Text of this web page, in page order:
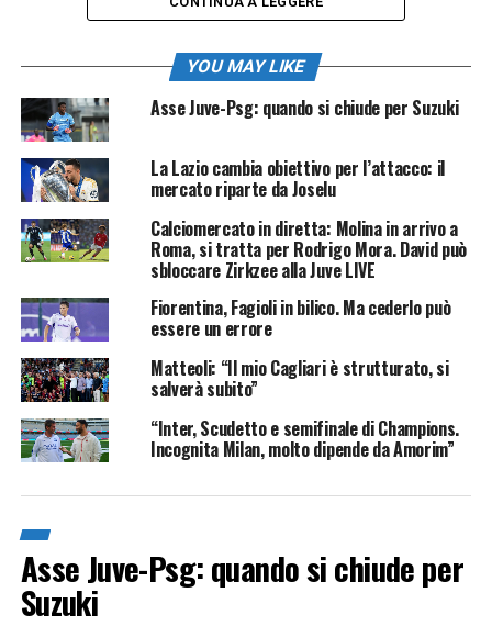
YOU MAY LIKE
Asse Juve-Psg: quando si chiude per Suzuki
La Lazio cambia obiettivo per l’attacco: il
mercato riparte da Joselu
Calciomercato in diretta: Molina in arrivo a
Roma, si tratta per Rodrigo Mora. David può
sbloccare Zirkzee alla Juve LIVE
Fiorentina, Fagioli in bilico. Ma cederlo può
essere un errore
Matteoli: “Il mio Cagliari è strutturato, si
salverà subito”
“Inter, Scudetto e semifinale di Champions.
Incognita Milan, molto dipende da Amorim”
Asse Juve-Psg: quando si chiude per
Suzuki